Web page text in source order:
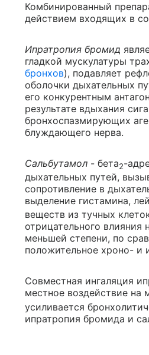
Комбинированный
действием входящих в
Ипратропия бромид
гладкой мускулатуры
бронхов), подавляет
оболочки дыхательных
его конкурентным
результате вдыхания
бронхоспазмирующих
блуждающего нерва.
Сальбутамол - бета2-
дыхательных путей,
сопротивление в
выделение гистамина,
веществ из тучных
отрицательного
меньшей степени, по
положительное хроно- и
Совместная ингаляция
местное воздействие на
усиливается
ипратропия бромида и